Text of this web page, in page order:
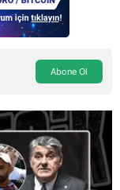
Abone Ol